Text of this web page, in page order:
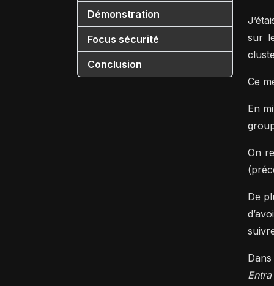
Démonstration
Focus sécurité
Conclusion
sur
Ce
En
On
De
Entra